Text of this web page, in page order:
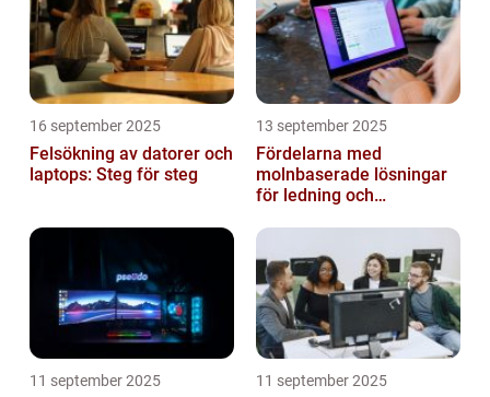
16 september 2025
Felsökning av datorer och
laptops: Steg för steg
13 september 2025
Fördelarna med
molnbaserade lösningar
för ledning och
11 september 2025 11 september 2025